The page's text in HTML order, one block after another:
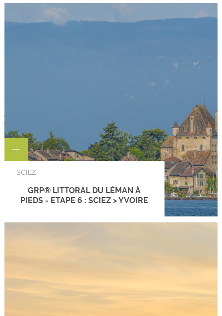
SCIEZ
GRP® LITTORAL DU LÉMAN À
PIEDS - ETAPE 6 : SCIEZ > YVOIRE